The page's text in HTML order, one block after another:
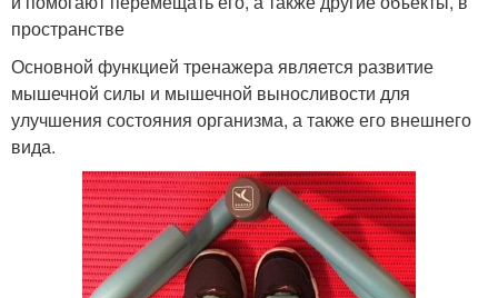
пространстве
Основной функцией тренажера является развитие
мышечной силы и мышечной выносливости для
улучшения состояния организма, а также его внешнего
вида.